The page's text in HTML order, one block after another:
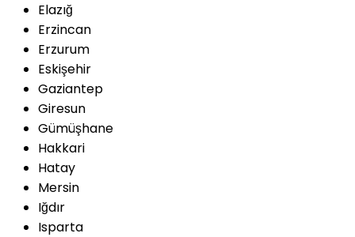
Elazığ
Erzincan
Erzurum
Eskişehir
Gaziantep
Giresun
Gümüşhane
Hakkari
Hatay
Mersin
Iğdır
Isparta